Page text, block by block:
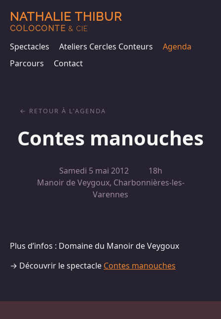
NATHALIE THIBUR
COLOCONTE & CIE
Spectacles Ateliers Cercles Conteurs
Agenda
Parcours
Contact
Contes manouches
Samedi 5 mai 2012
18h
Manoir de Veygoux, Charbonnières-les-
Varennes
RETOUR À L'AGENDA
Plus d’infos : Domaine du Manoir de Veygoux
→ Découvrir le spectacle Contes manouches